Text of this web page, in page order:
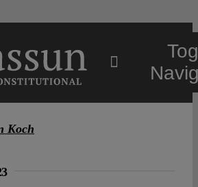
Koch